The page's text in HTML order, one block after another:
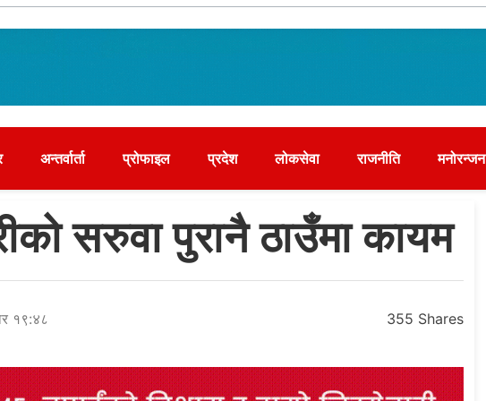
अन्तर्वार्ता प्रोफाइल प्रदेश लोकसेवा राजनीति मनोरन्जन
सरुवा पुरानै ठाउँमा कायम
१९:४८ 355 Shares